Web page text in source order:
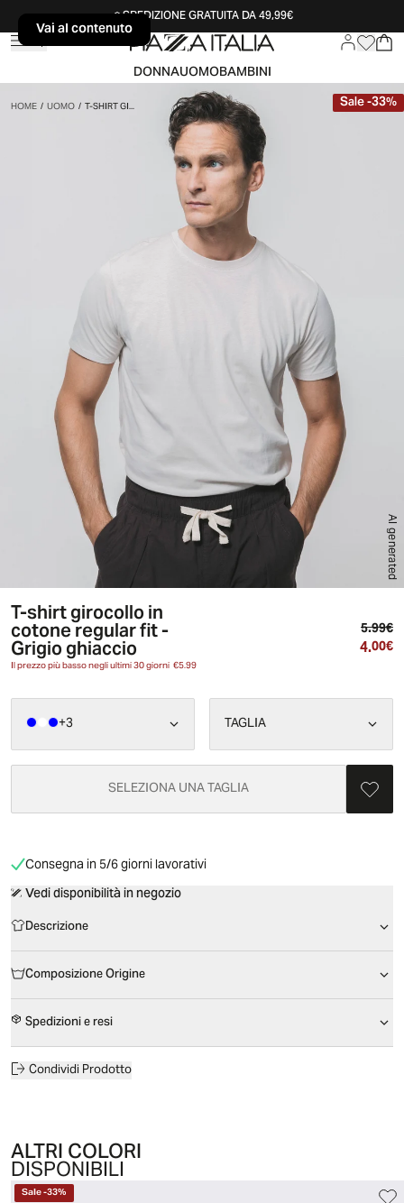
Vai al contenutoSPEDIZIONE GRATUITA DA 49,99€
DONNAUOMOBAMBINI
HOME/UOMO/T-SHIRT GI...
AI generated
Sale-33%
T-shirt girocollo in
cotone regular fit -
Grigio ghiaccio
Il prezzo più basso negli ultimi 30 giorni€5.99
5.99€
4.00€
+3 TAGLIA
SELEZIONA UNA TAGLIA
Consegna in 5/6 giorni lavorativi
Vedi disponibilità in negozio
Descrizione
Composizione Origine
Spedizioni e resi
Condividi Prodotto
ALTRI COLORI
DISPONIBILI
Sale-33%
Vai al contenuto